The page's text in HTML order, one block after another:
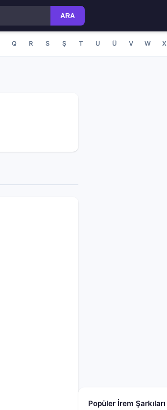
ARA
Q R S Ş T U Ü V W X
Popüler İrem Şarkıları